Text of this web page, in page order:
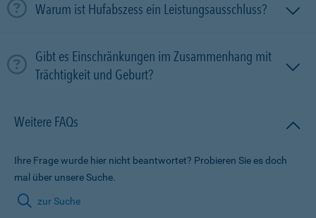
Warum ist Hufabszess ein Leistungsausschluss?
Gibt es Einschränkungen im Zusammenhang mit
Trächtigkeit und Geburt?
Weitere FAQs
Ihre Frage wurde hier nicht beantwortet? Probieren Sie es doch
mal über unsere Suche.
zur Suche